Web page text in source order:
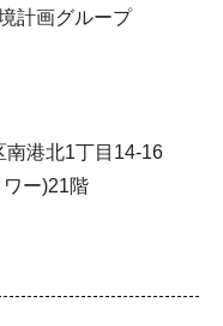
計画グループ
南港北1丁目14-16
ー)21階